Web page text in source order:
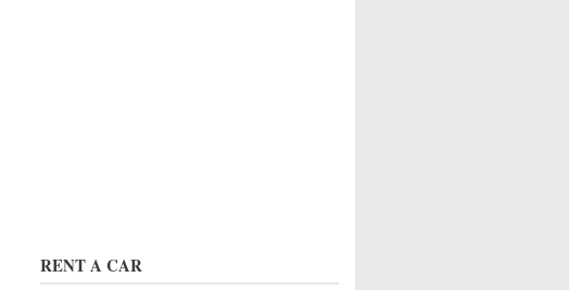
RENT A CAR